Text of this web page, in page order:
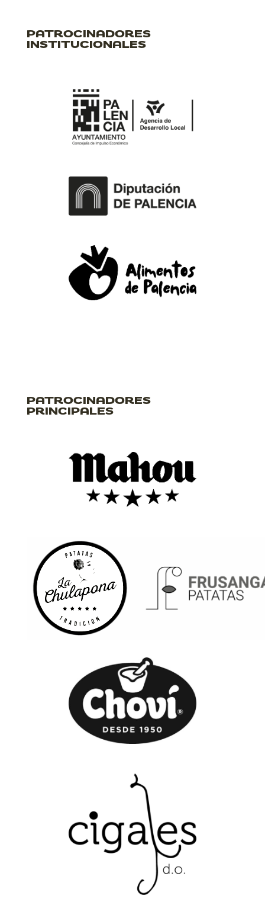
PATROCINADORES
INSTITUCIONALES
PATROCINADORES
PRINCIPALES